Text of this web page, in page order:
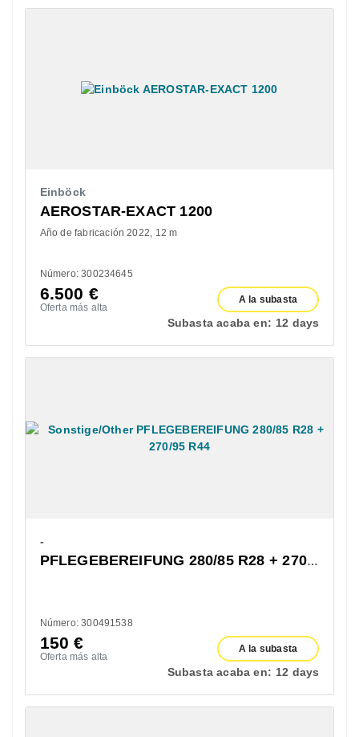
Einböck
AEROSTAR-EXACT 1200
Año de fabricación 2022 12 m
Número: 300234645
6.500 €
Oferta más alta
A la subasta
Subasta acaba en: 12 days
-
PFLEGEBEREIFUNG 280/85 R28 + 270/95 R44
Número: 300491538
150€
Oferta más alta
A la subasta
Subasta acaba en: 12 days